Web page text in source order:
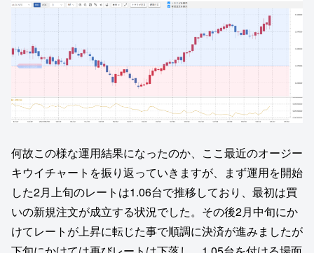
何故この様な運用結果になったのか、ここ最近のオージー
キウイチャートを振り返っていきますが、まず運用を開始
した2月上旬のレートは1.06台で推移しており、最初は買
いの新規注文が成立する状況でした。その後2月中旬にか
けてレートが上昇に転じた事で順調に決済が進みましたが